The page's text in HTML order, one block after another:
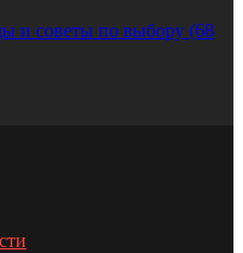
и советы по выбору (68